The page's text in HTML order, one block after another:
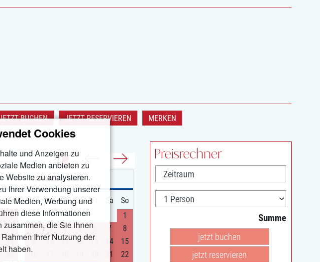
Cookies
und Anzeigen zu
Medien anbieten zu
Website zu analysieren.
Ihrer Verwendung unserer
Medien, Werbung und
diese Informationen
die Sie ihnen
Ihrer Nutzung der
haben.
BUCHEN JETZT RESERVIEREN MERKEN
So
4
11
18
25
November2026
Mo Di Mi Do Fr Sa
So
1
2
3 4 5 6 7
8
9
10 11 12 13 14
15
16
21
22
Preisrechner
Summe
jetzt buchen
jetzt reservieren